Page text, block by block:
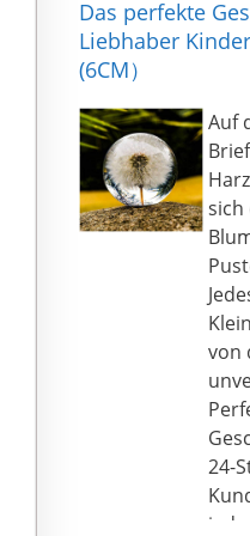
be
5.
und
Das perfekte
Liebhaber
(6CM）
Auf
sich
von
24-